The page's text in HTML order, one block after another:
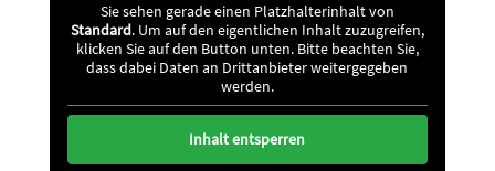
Sie sehen gerade einen Platzhalterinhalt von
Standard. Um auf den eigentlichen Inhalt zuzugreifen,
klicken Sie auf den Button unten. Bitte beachten Sie,
dass dabei Daten an Drittanbieter weitergegeben
werden.
Inhalt entsperren